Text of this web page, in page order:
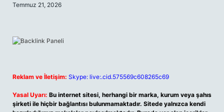
Temmuz 21, 2026
Reklam ve İletişim: Skype: live:.cid.575569c608265c69
Yasal Uyarı: Bu internet sitesi, herhangi bir marka, kurum veya şahıs
şirketi ile hiçbir bağlantısı bulunmamaktadır. Sitede yalnızca kendi